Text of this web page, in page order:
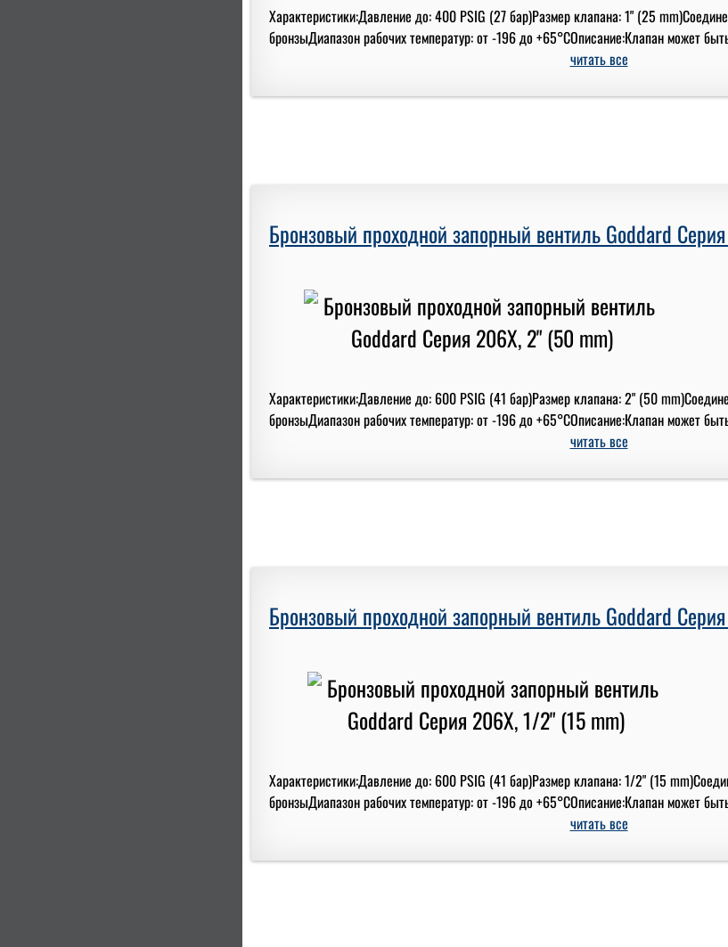
Характеристики:Давление до: 400 PSIG (27 бар)Размер клапана: 1" (25
бронзыДиапазон рабочих температур: от -196 до +65°СОписание:Клапан может
читать все
Бронзовый проходной запорный вентиль Goddard
Характеристики:Давление до: 600 PSIG (41 бар)Размер клапана: 2" (50
бронзыДиапазон рабочих температур: от -196 до +65°СОписание:Клапан может
читать все
Бронзовый проходной запорный вентиль Goddard
Характеристики:Давление до: 600 PSIG (41 бар)Размер клапана: 1/2" (15
бронзыДиапазон рабочих температур: от -196 до +65°СОписание:Клапан может
читать все